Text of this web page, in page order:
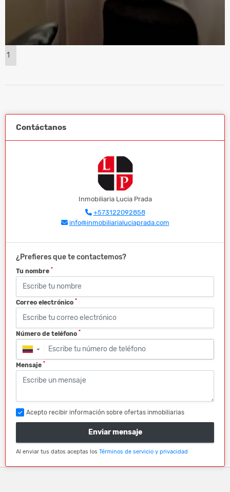
1
Contáctanos
Inmobiliaria Lucia Prada
+573122092858
info@inmobiliarialuciaprada.com
¿Prefieres que te contactemos?
Tu nombre *
Correo electrónico *
Número de teléfono *
▼
Mensaje *
Acepto recibir información sobre ofertas inmobiliarias
Enviar mensaje
Al enviar tus datos aceptas los Términos de servicio y privacidad